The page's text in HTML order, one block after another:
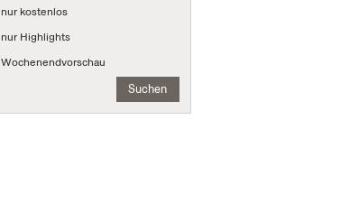
nur kostenlos
nur Highlights
Wochenendvorschau
Suchen